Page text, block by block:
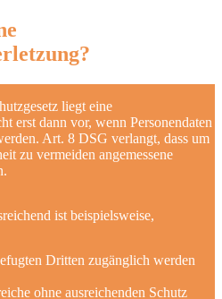
liegt eine
erst dann vor, wenn Personendaten
Art. 8 DSG verlangt, dass um
zu vermeiden angemessene
ist beispielsweise,
Dritten zugänglich werden
ohne ausreichenden Schutz